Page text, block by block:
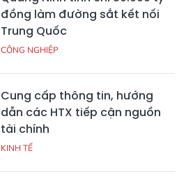
đồng làm đường sắt kết nối
Trung Quốc
CÔNG NGHIỆP
Cung cấp thông tin, hướng
dẫn các HTX tiếp cận nguồn
tài chính
KINH TẾ